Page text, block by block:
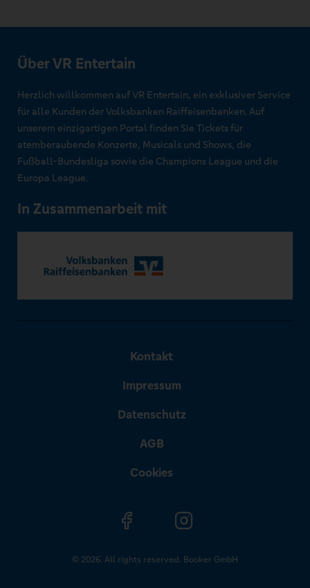
Über VR Entertain
Herzlich willkommen auf VR Entertain, ein exklusiver Service
für alle Kunden der Volksbanken Raiffeisenbanken. Auf
unserem einzigartigen Portal finden Sie Tickets für
atemberaubende Konzerte, Musicals und Shows, die
Fußball-Bundesliga sowie die Champions League und die
Europa League.
In Zusammenarbeit mit
Kontakt
Impressum
Datenschutz
AGB
Cookies
© 2026. All rights reserved. Booker GmbH